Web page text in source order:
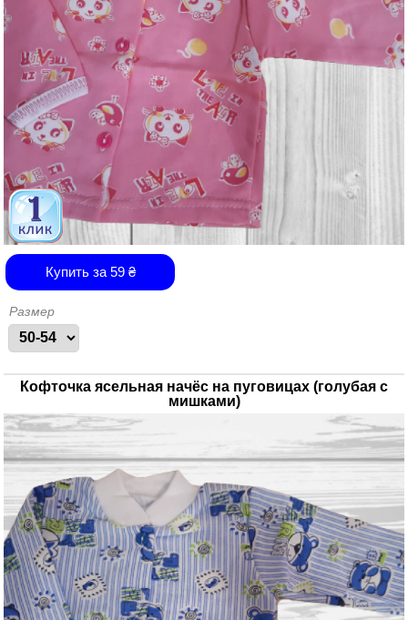
Купить за 59₴
Размер
Кофточка ясельная начёс на пуговицах (голубая с
мишками)